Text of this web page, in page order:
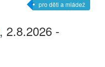
pro děti a mládež
, 2.8.2026 -